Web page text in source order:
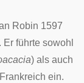
Robin 1597
. Er führte sowohl
) als auch
ein.